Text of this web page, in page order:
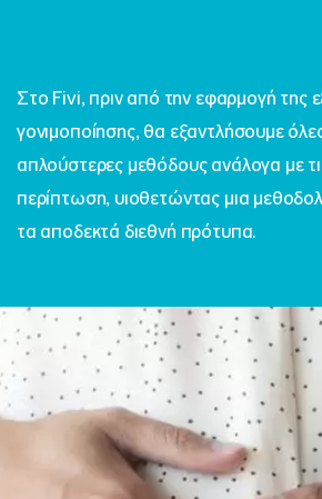
Στο Fivi, πριν από την εφαρμογή της
γονιμοποίησης, θα εξαντλήσουμε
απλούστερες μεθόδους ανάλογα με
περίπτωση, υιοθετώντας μια
τα αποδεκτά διεθνή πρότυπα.